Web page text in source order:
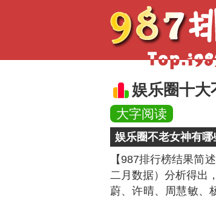
娱乐圈十大
大字阅读
娱乐圈不老女神有
【987排行榜结果简述
二月数据）分析得出
蔚、许晴、周慧敏、